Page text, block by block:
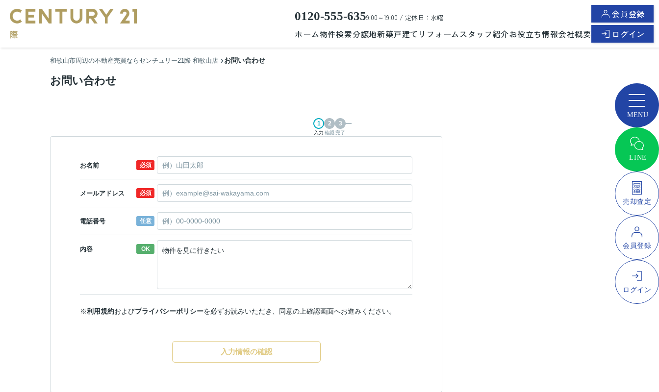
0120-555-6359:00～19:00 / 定休日：水曜
ホーム物件検索分譲地新築戸建て リフォーム スタッフ紹介お役立ち情報会社概要
会員登録
ログイン
和歌山市周辺の不動産売買ならセンチュリー21際 和歌山店 お問い合わせ
お問い合わせ
入力 確認完了
お名前 必須
メールアドレス 必須
電話番号 任意
内容 OK
※利用規約およびプライバシーポリシーを必ずお読みいただき、同意の上確認画面へお進みください。
入力情報の確認